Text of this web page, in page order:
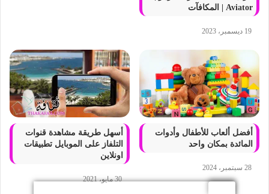
Aviator | المكافآت
19 ديسمبر، 2023
أفضل ألعاب للأطفال وأدوات
المائدة بمكان واحد
28 سبتمبر، 2024
أسهل طريقة مشاهدة قنوات
التلفاز على الموبايل تطبيقات
اونلاين
30 مايو، 2021